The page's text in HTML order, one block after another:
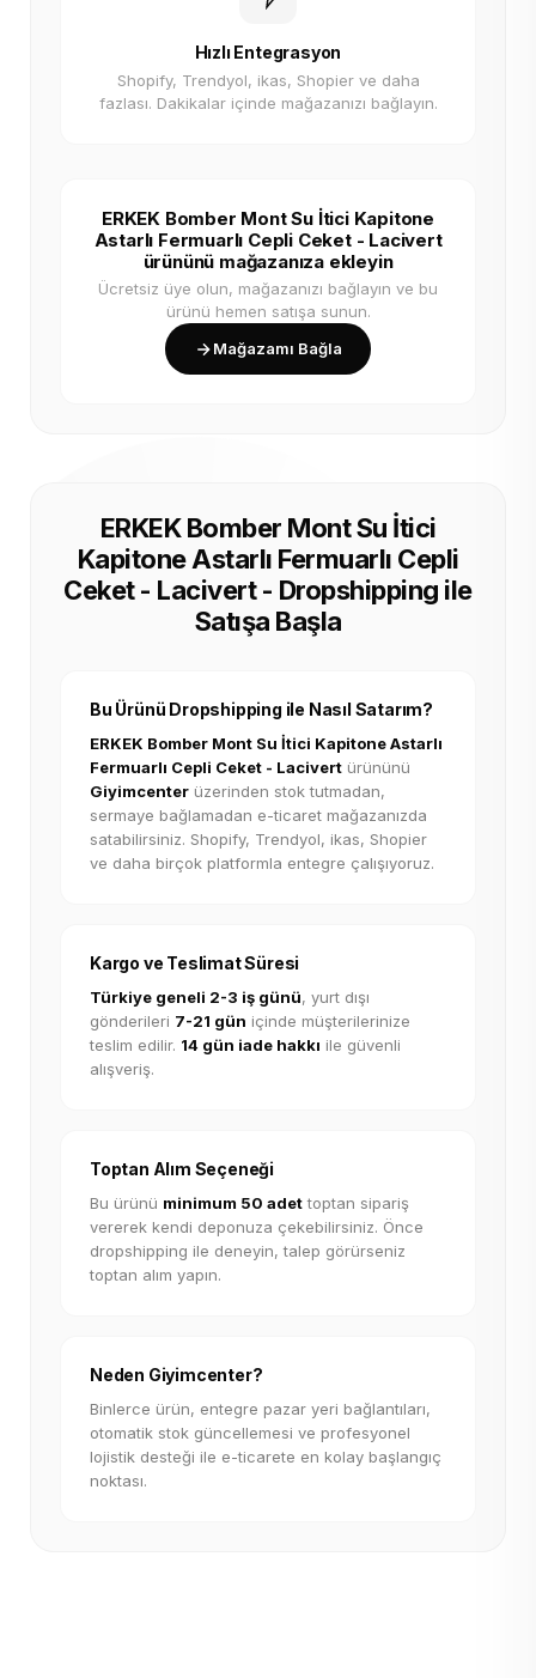
Hızlı Entegrasyon
Shopify, Trendyol, ikas, Shopier ve daha
fazlası. Dakikalar içinde mağazanızı bağlayın.
ERKEK Bomber Mont Su İtici Kapitone
Astarlı Fermuarlı Cepli Ceket - Lacivert
ürününü mağazanıza ekleyin
Ücretsiz üye olun, mağazanızı bağlayın ve bu
ürünü hemen satışa sunun.
Mağazamı Bağla
ERKEK Bomber Mont Su İtici
Kapitone Astarlı Fermuarlı Cepli
Ceket - Lacivert - Dropshipping ile
Satışa Başla
Bu Ürünü Dropshipping ile Nasıl Satarım?
ERKEK Bomber Mont Su İtici Kapitone Astarlı
Fermuarlı Cepli Ceket - Lacivert ürününü
Giyimcenter üzerinden stok tutmadan,
sermaye bağlamadan e-ticaret mağazanızda
satabilirsiniz. Shopify, Trendyol, ikas, Shopier
ve daha birçok platformla entegre çalışıyoruz.
Kargo ve Teslimat Süresi
Türkiye geneli 2-3 iş günü, yurt dışı
gönderileri 7-21 gün içinde müşterilerinize
teslim edilir. 14 gün iade hakkı ile güvenli
alışveriş.
Toptan Alım Seçeneği
Bu ürünü minimum 50 adettoptan sipariş
vererek kendi deponuza çekebilirsiniz. Önce
dropshipping ile deneyin, talep görürseniz
toptan alım yapın.
Neden Giyimcenter?
Binlerce ürün, entegre pazar yeri bağlantıları,
otomatik stok güncellemesi ve profesyonel
lojistik desteği ile e-ticarete en kolay başlangıç
noktası.